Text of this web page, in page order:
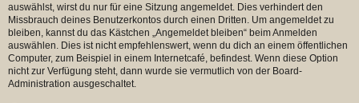
auswählst, wirst du nur für eine Sitzung angemeldet. Dies verhindert den
Missbrauch deines Benutzerkontos durch einen Dritten. Um angemeldet zu
bleiben, kannst du das Kästchen „Angemeldet bleiben“ beim Anmelden
auswählen. Dies ist nicht empfehlenswert, wenn du dich an einem öffentlichen
Computer, zum Beispiel in einem Internetcafé, befindest. Wenn diese Option
nicht zur Verfügung steht, dann wurde sie vermutlich von der Board-
Administration ausgeschaltet.